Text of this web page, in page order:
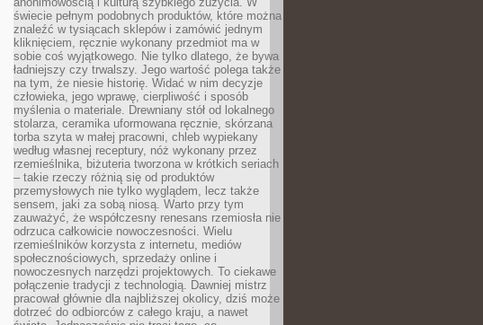
świecie pełnym podobnych produktów, które można
znaleźć w tysiącach sklepów i zamówić jednym
kliknięciem, ręcznie wykonany przedmiot ma w
sobie coś wyjątkowego. Nie tylko dlatego, że bywa
ładniejszy czy trwalszy. Jego wartość polega także
na tym, że niesie historię. Widać w nim decyzje
człowieka, jego wprawę, cierpliwość i sposób
myślenia o materiale. Drewniany stół od lokalnego
stolarza, ceramika uformowana ręcznie, skórzana
torba szyta w małej pracowni, chleb wypiekany
według własnej receptury, nóż wykonany przez
rzemieślnika, biżuteria tworzona w krótkich seriach
– takie rzeczy różnią się od produktów
przemysłowych nie tylko wyglądem, lecz także
sensem, jaki za sobą niosą. Warto przy tym
zauważyć, że współczesny renesans rzemiosła nie
odrzuca całkowicie nowoczesności. Wielu
rzemieślników korzysta z internetu, mediów
społecznościowych, sprzedaży online i
nowoczesnych narzędzi projektowych. To ciekawe
połączenie tradycji z technologią. Dawniej mistrz
pracował głównie dla najbliższej okolicy, dziś może
dotrzeć do odbiorców z całego kraju, a nawet